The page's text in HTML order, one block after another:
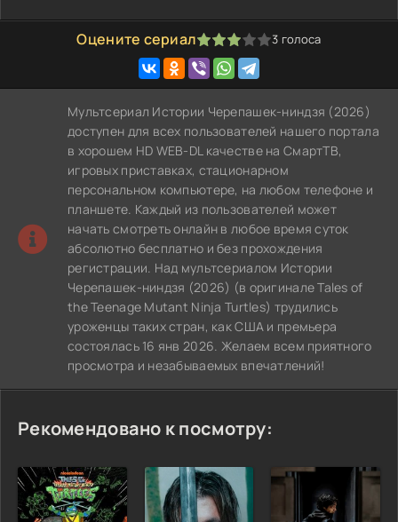
Оцените сериал
1 2 3 4 5 3 голоса
Мультсериал Истории Черепашек-ниндзя (2026)
доступен для всех пользователей нашего портала
в хорошем HD WEB-DL качестве на СмартТВ,
игровых приставках, стационарном
персональном компьютере, на любом телефоне и
планшете. Каждый из пользователей может
начать смотреть онлайн в любое время суток
абсолютно бесплатно и без прохождения
регистрации. Над мультсериалом Истории
Черепашек-ниндзя (2026) (в оригинале Tales of
the Teenage Mutant Ninja Turtles) трудились
уроженцы таких стран, как США и премьера
состоялась 16 янв 2026. Желаем всем приятного
просмотра и незабываемых впечатлений!
Рекомендовано к посмотру: